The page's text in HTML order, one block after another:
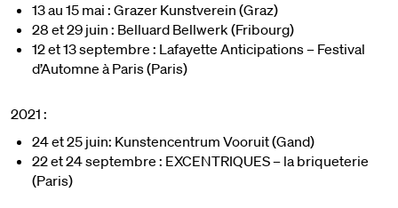
13 au 15 mai : Grazer Kunstverein (Graz)
28 et 29 juin : Belluard Bellwerk (Fribourg)
12 et 13 septembre : Lafayette Anticipations – Festival
d’Automne à Paris (Paris)
2021 :
24 et 25 juin: Kunstencentrum Vooruit (Gand)
22 et 24 septembre : EXCENTRIQUES – la briqueterie
(Paris)